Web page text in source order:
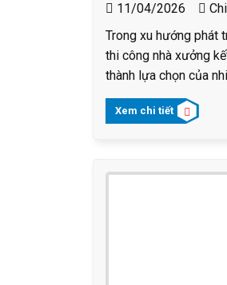
11/04/2026
Trong xu hướng phát
thi công nhà xưởng
thành lựa chọn của
năng tối ưu quỹ đất,
hành và tiết kiệm chi
công trình tiêu biểu
Xem chi tiết